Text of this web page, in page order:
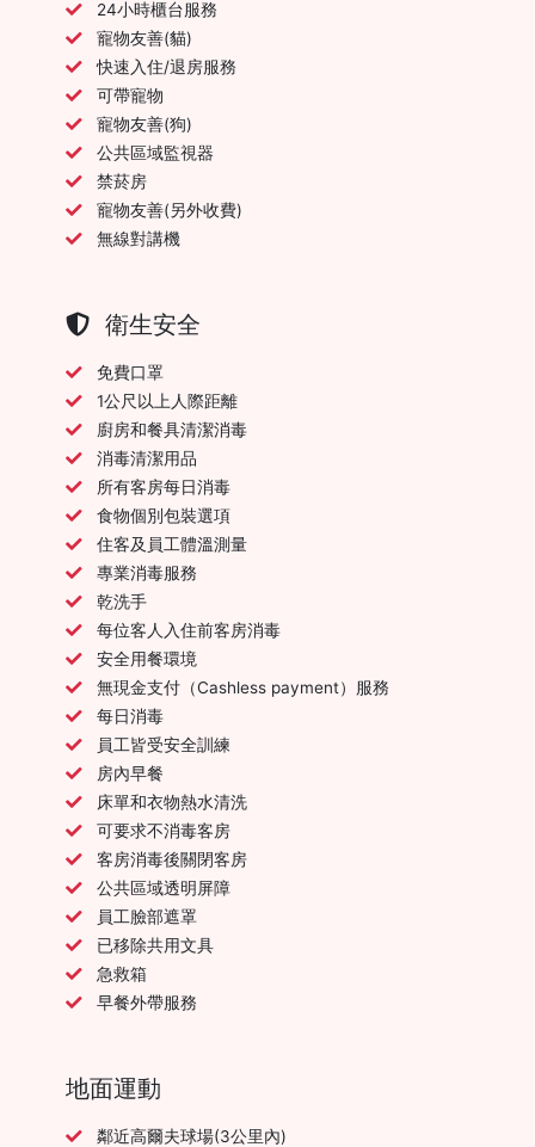
24小時櫃台服務
寵物友善(貓)
快速入住/退房服務
可帶寵物
寵物友善(狗)
公共區域監視器
禁菸房
寵物友善(另外收費)
無線對講機
衛生安全
免費口罩
1公尺以上人際距離
廚房和餐具清潔消毒
消毒清潔用品
所有客房每日消毒
食物個別包裝選項
住客及員工體溫測量
專業消毒服務
乾洗手
每位客人入住前客房消毒
安全用餐環境
無現金支付（Cashless payment）服務
每日消毒
員工皆受安全訓練
房內早餐
床單和衣物熱水清洗
可要求不消毒客房
客房消毒後關閉客房
公共區域透明屏障
員工臉部遮罩
已移除共用文具
急救箱
早餐外帶服務
地面運動
鄰近高爾夫球場(3公里內)